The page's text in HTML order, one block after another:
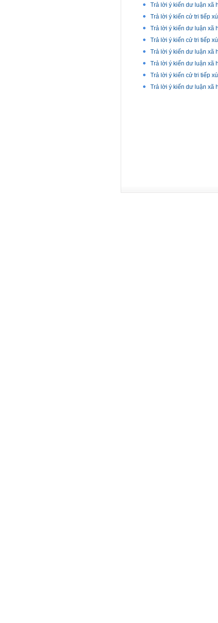
Trả lời ý kiến dư luận xã
Trả lời ý kiến cử tri tiếp
Trả lời ý kiến dư luận xã
Trả lời ý kiến cử tri tiếp
Trả lời ý kiến dư luận xã
Trả lời ý kiến dư luận xã
Trả lời ý kiến cử tri tiếp
Trả lời ý kiến dư luận xã